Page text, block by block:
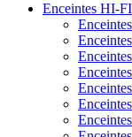
Enceintes HI-FI